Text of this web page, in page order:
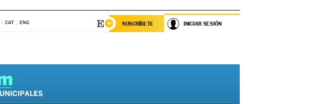
CAT ENG SUSCRÍBETE INICIAR SESIÓN